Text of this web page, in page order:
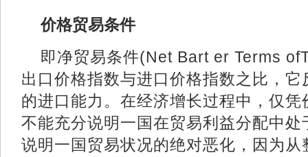
价格贸易条件
即净贸易条件(Net Bart er Terms
出口价格指数与进口价格指数之比，
的进口能力。在经济增长过程中，仅
不能充分说明一国在贸易利益分配中
说明一国贸易状况的绝对恶化，因为